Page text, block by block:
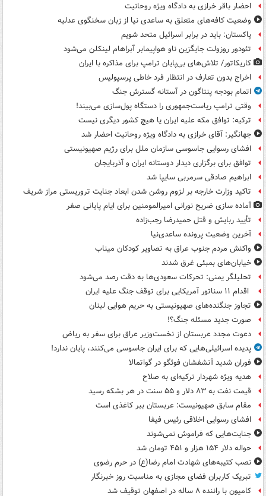
احضار باقر خرازی به دادگاه ویژه روحانیت
وضعیت کافه‌های متعلق به ساعدی نیا از زبان سخنگوی عدلیه
پاکستان: باید در برابر اسرائیل متحد شویم
تئودور روزولت جایگزین ناو هواپیمابر آبراهام لینکلن می‌شود
کاریکاتور/ تلاش‌های بی‌پایان ترامپ برای مذاکره با ایران
اخراج بدون تعارف در انتظار فرد خاطی پرسپولیس
اتمام بودجه پنتاگون در آستانه گسترش جنگ
وقتی ترامپ ریاست‌جمهوری را دستگاه پول‌سازی می‌بیند!
ترکیه: توافق مکه علیه ایران یا هیچ کشور دیگری نیست
جهانگیر: آقای خرازی به دادگاه ویژه روحانیت احضار شد
افشای رسوایی جاسوسی سازمان ملل برای رژیم صهیونیستی
توافق برای برگزاری دیدار دوستانه ایران و آذربایجان
ابراهیم صادقی سرمربی سایپا شد
تاکید وزارت خارجه بر لزوم روشن شدن ابعاد جنایت تروریستی مراز شریف
آماده سازی ضریح نورانی امیرالمومنین برای ایام پایانی صفر
تأیید ربایش و قتل حمیدرضا رجب‌زاده
آخرین وضعیت پرونده ساعدی‌نیا
واکنش مردم جنوب عراق به تصاویر کودکان میناب
خیابان‌های بمبئی غرق شدند
تحلیلگر یمنی: تحرکات سعودی‌ها به دقت رصد می‌شود
اقدام ۱۱ سناتور آمریکایی برای توقف جنگ علیه ایران
تجاوز جنگنده‌های صهیونیستی به حریم هوایی لبنان
صورت جدید مسئله جنگ؟!
دعوت مجدد عربستان از نخست‌وزیر عراق برای سفر به ریاض
پدیده اسرائیلی‌هایی که برای ایران جاسوسی می‌کنند، پایان ندارد!
فوران شدید آتشفشان فوئگو در گواتمالا
هدیه ویژه شهردار ترکیه‌ای به صلاح
قیمت نفت به ۸۳ دلار و ۵۵ سنت در هر بشکه رسید
مقام سابق صهیونیست: عربستان ببر کاغذی است
افشای رسوایی اخلاقی رئیس فیفا
جنایت‌هایی که فراموش نمی‌شوند
حواله دلار ۱۵۴ هزار و ۴۵۱ تومان شد
نصب کتیبه‌های شهادت امام رضا(ع) در حرم رضوی
تبریک کاربران فضای مجازی به مناسبت روز خبرنگار
کامیون با راننده ۸ ساله در اصفهان توقیف شد